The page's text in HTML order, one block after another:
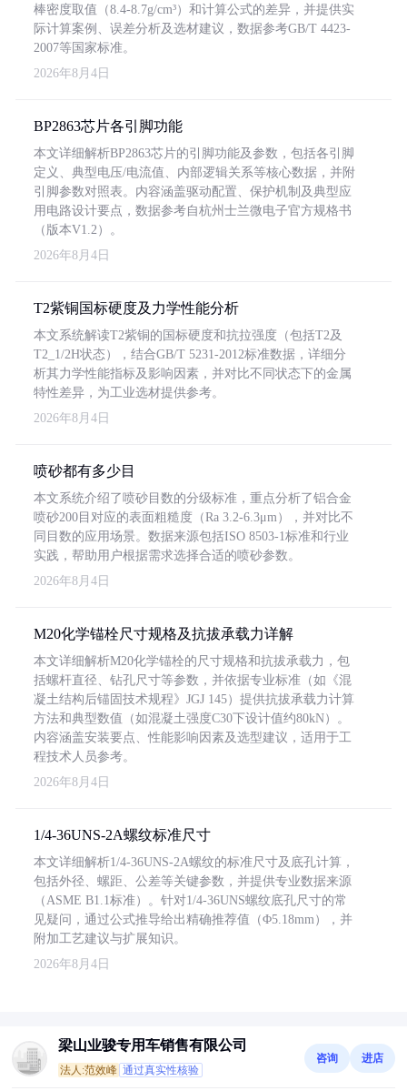
棒密度取值（8.4-8.7g/cm³）和计算公式的差异，并提供实
际计算案例、误差分析及选材建议，数据参考GB/T 4423-
2007等国家标准。
2026年8月4日
BP2863芯片各引脚功能
本文详细解析BP2863芯片的引脚功能及参数，包括各引脚
定义、典型电压/电流值、内部逻辑关系等核心数据，并附
引脚参数对照表。内容涵盖驱动配置、保护机制及典型应
用电路设计要点，数据参考自杭州士兰微电子官方规格书
（版本V1.2）。
2026年8月4日
T2紫铜国标硬度及力学性能分析
本文系统解读T2紫铜的国标硬度和抗拉强度（包括T2及
T2_1/2H状态），结合GB/T 5231-2012标准数据，详细分
析其力学性能指标及影响因素，并对比不同状态下的金属
特性差异，为工业选材提供参考。
2026年8月4日
喷砂都有多少目
本文系统介绍了喷砂目数的分级标准，重点分析了铝合金
喷砂200目对应的表面粗糙度（Ra 3.2-6.3μm），并对比不
同目数的应用场景。数据来源包括ISO 8503-1标准和行业
实践，帮助用户根据需求选择合适的喷砂参数。
2026年8月4日
M20化学锚栓尺寸规格及抗拔承载力详解
本文详细解析M20化学锚栓的尺寸规格和抗拔承载力，包
括螺杆直径、钻孔尺寸等参数，并依据专业标准（如《混
凝土结构后锚固技术规程》JGJ 145）提供抗拔承载力计算
方法和典型数值（如混凝土强度C30下设计值约80kN）。
内容涵盖安装要点、性能影响因素及选型建议，适用于工
程技术人员参考。
2026年8月4日
1/4-36UNS-2A螺纹标准尺寸
本文详细解析1/4-36UNS-2A螺纹的标准尺寸及底孔计算，
包括外径、螺距、公差等关键参数，并提供专业数据来源
（ASME B1.1标准）。针对1/4-36UNS螺纹底孔尺寸的常
见疑问，通过公式推导给出精确推荐值（Φ5.18mm），并
附加工艺建议与扩展知识。
2026年8月4日
梁山业骏专用车销售有限公司
法人:范效峰 通过真实性核验
咨询 进店